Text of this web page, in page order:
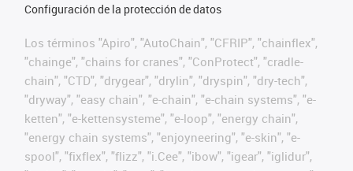
Configuración de la protección de datos
Los términos "Apiro", "AutoChain", "CFRIP", "chainflex",
"chainge", "chains for cranes", "ConProtect", "cradle-
chain", "CTD", "drygear", "drylin", "dryspin", "dry-tech",
"dryway", "easy chain", "e-chain", "e-chain systems", "e-
ketten", "e-kettensysteme", "e-loop", "energy chain",
"energy chain systems", "enjoyneering", "e-skin", "e-
spool", "fixflex", "flizz", "i.Cee", "ibow", "igear", "iglidur",